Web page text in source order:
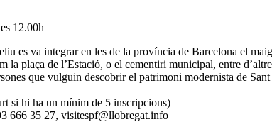
12.00h
es va integrar en les de la província de Barcelona el
la plaça de l’Estació, o el cementiri municipal, entre
que vulguin descobrir el patrimoni modernista de
si hi ha un mínim de 5 inscripcions)
666 35 27, visitespf@llobregat.info